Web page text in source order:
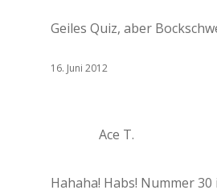
Geiles Quiz, aber
16. Juni 2012
Ace T.
Hahaha! Habs! Nummer